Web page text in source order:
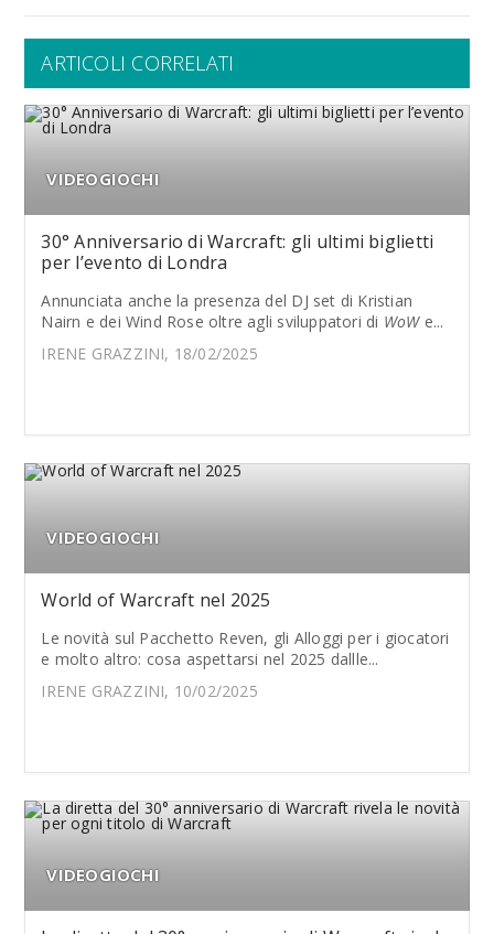
ARTICOLI CORRELATI
VIDEOGIOCHI
30° Anniversario di Warcraft: gli ultimi biglietti
per l’evento di Londra
Annunciata anche la presenza del DJ set di Kristian
Nairn e dei Wind Rose oltre agli sviluppatori di WoWe...
IRENE GRAZZINI, 18/02/2025
VIDEOGIOCHI
World of Warcraft nel 2025
Le novità sul Pacchetto Reven, gli Alloggi per i giocatori
e molto altro: cosa aspettarsi nel 2025 dallle...
IRENE GRAZZINI, 10/02/2025
VIDEOGIOCHI